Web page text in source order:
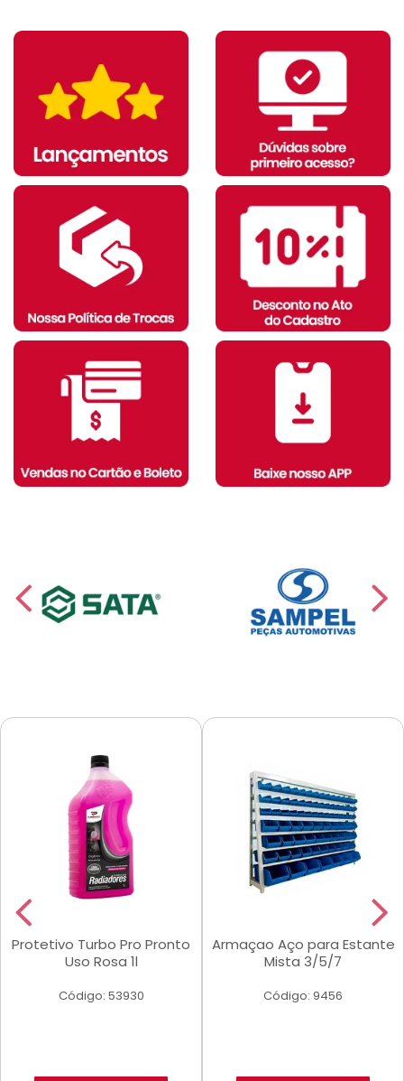
Protetivo Turbo Pro Pronto
Uso Rosa 1l
Código: 53930
Armaçao Aço para Estante
Mista 3/5/7
Código: 9456